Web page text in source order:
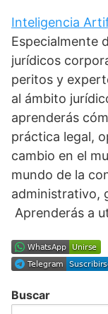
Inteligencia
Especialmente
jurídicos
peritos y
al ámbito
aprenderás
práctica legal,
cambio en el
mundo de la
administrativo,
Aprenderás a
Buscar